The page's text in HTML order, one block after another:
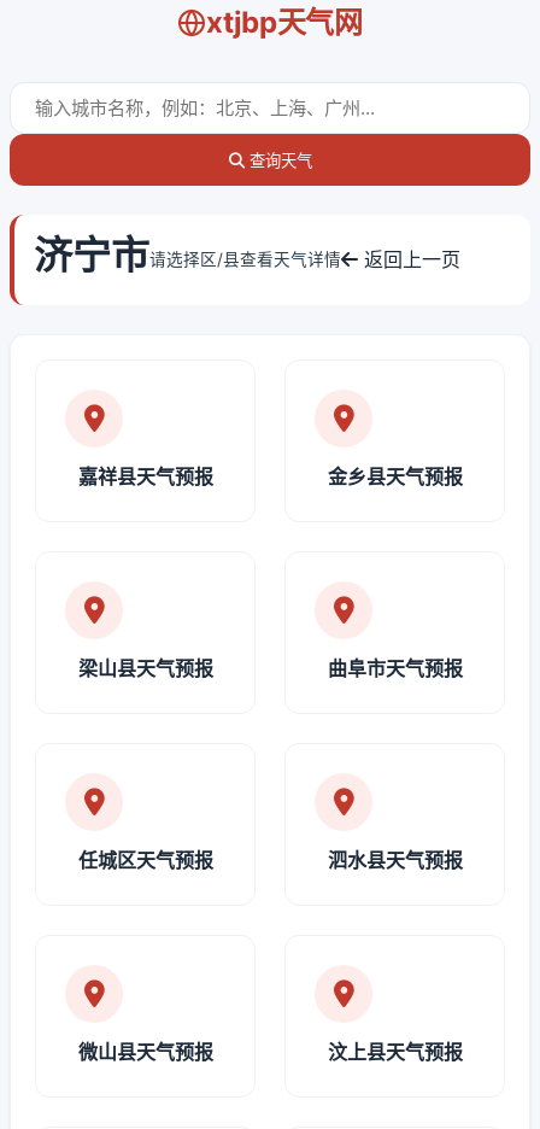
xtjbp天气网
查询天气
济宁市请选择区/县查看天气详情 返回上一页
嘉祥县天气预报 金乡县天气预报
梁山县天气预报 曲阜市天气预报
任城区天气预报 泗水县天气预报
微山县天气预报 汶上县天气预报